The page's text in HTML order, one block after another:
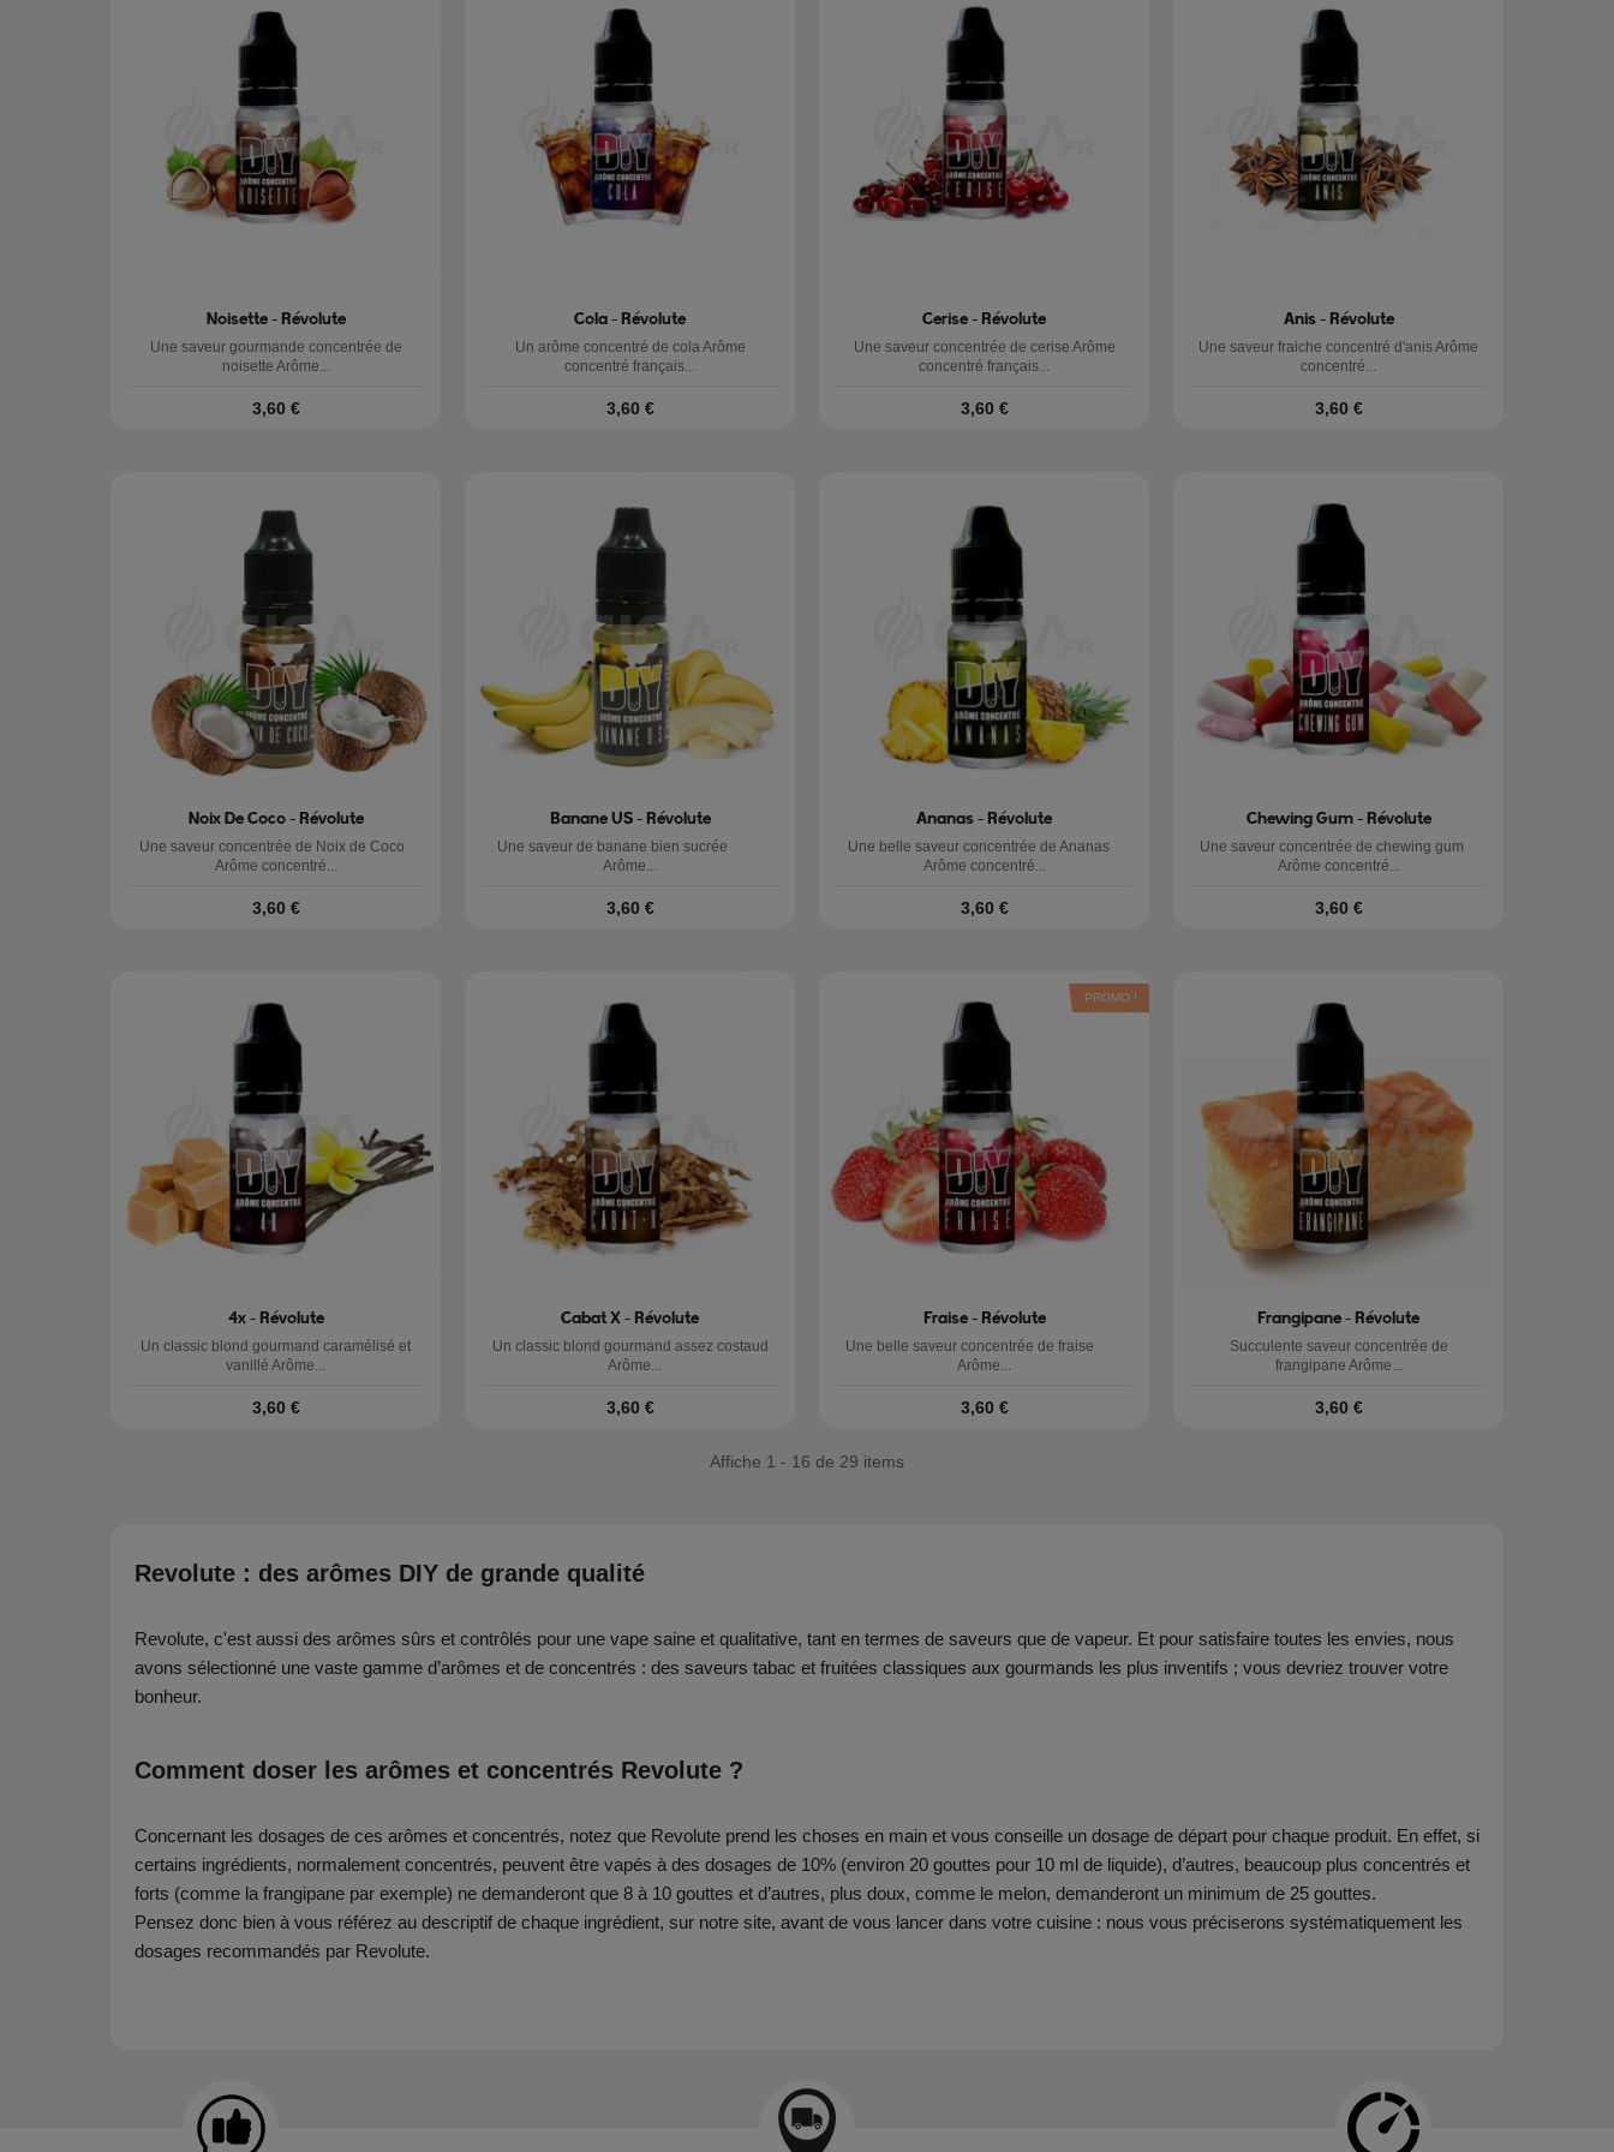
Noisette - Révolute
Une saveur gourmande concentrée de
noisette Arôme...
Prix
3,60 €
Cola - Révolute
Un arôme concentré de cola Arôme
concentré français...
Prix
3,60 €
Cerise - Révolute
Une saveur concentrée de cerise Arôme
concentré français...
Prix
3,60 €
Anis - Révolute
Une saveur fraiche concentré d'anis Arôme
concentré...
Prix
3,60 €
Noix De Coco - Révolute
Une saveur concentrée de Noix de Coco
Arôme concentré...
Prix
3,60 €
Banane US - Révolute
Une saveur de banane bien sucrée
Arôme...
Prix
3,60 €
Ananas - Révolute
Une belle saveur concentrée de Ananas
Arôme concentré...
Prix
3,60 €
Chewing Gum - Révolute
Une saveur concentrée de chewing gum
Arôme concentré...
Prix
3,60 €
4x - Révolute
Un classic blond gourmand caramélisé et
vanillé Arôme...
Prix
3,60 €
Cabat X - Révolute
Un classic blond gourmand assez costaud
Arôme...
Prix
3,60 €
Fraise - Révolute
Une belle saveur concentrée de fraise
Arôme...
PROMO !
Prix
3,60 €
Frangipane - Révolute
Succulente saveur concentrée de
frangipane Arôme...
Prix
3,60 €
Affiche 1 - 16 de 29 items
Revolute : des arômes DIY de grande qualité
Revolute, c'est aussi des arômes sûrs et contrôlés pour une vape saine et qualitative, tant en termes de saveurs que de vapeur. Et pour satisfaire toutes les envies, nous
avons sélectionné une vaste gamme d’arômes et de concentrés : des saveurs tabac et fruitées classiques aux gourmands les plus inventifs ; vous devriez trouver votre
bonheur.
Comment doser les arômes et concentrés Revolute ?
Concernant les dosages de ces arômes et concentrés, notez que Revolute prend les choses en main et vous conseille un dosage de départ pour chaque produit. En effet, si
certains ingrédients, normalement concentrés, peuvent être vapés à des dosages de 10% (environ 20 gouttes pour 10 ml de liquide), d’autres, beaucoup plus concentrés et
forts (comme la frangipane par exemple) ne demanderont que 8 à 10 gouttes et d’autres, plus doux, comme le melon, demanderont un minimum de 25 gouttes.
Pensez donc bien à vous référez au descriptif de chaque ingrédient, sur notre site, avant de vous lancer dans votre cuisine : nous vous préciserons systématiquement les
dosages recommandés par Revolute.